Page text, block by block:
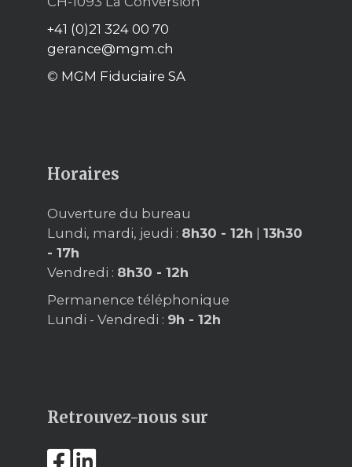
+41 (0)21 324 00 70
gerance@mgm.ch
© MGM Fiduciaire SA
Horaires
Ouverture du bureau
Lundi, mardi, jeudi : 8h30 - 12h
13h30
- 17h
Vendredi : 8h30 - 12h
Permanence téléphonique
Lundi - Vendredi : 9h - 12h
Retrouvez-nous sur